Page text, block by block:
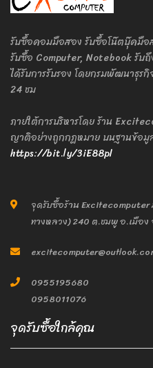
รับซื้อคอมมือสอง รับซื้อโน๊ตบุ๊คมือ
รับซื้อ Computer, Notebook รับ
ได้รับการรับรอง โดยกรมพัฒนาธุ
24 ชม
ภายใต้การบริหารโดย ร้าน
ญาติอย่างถูกกฎหมาย บนฐานข้อมู
https://bit.ly/3iE88pl
จุดรับซื้อร้าน Excitecomputer
ทางหลวง) 240 ต.ชมพู อ.เมือง
0955195680
0958011076
จุดรับซื้อใกล้คุณ